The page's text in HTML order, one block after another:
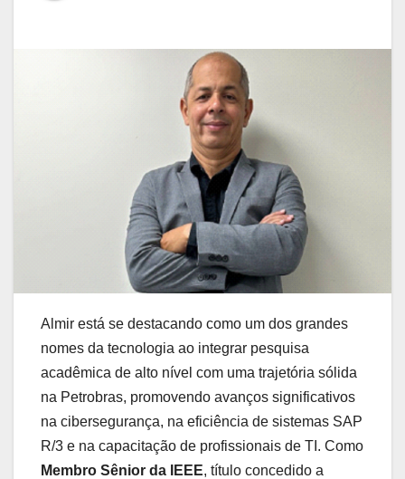
Almir está se destacando como um dos grandes
nomes da tecnologia ao integrar pesquisa
acadêmica de alto nível com uma trajetória sólida
na Petrobras, promovendo avanços significativos
na cibersegurança, na eficiência de sistemas SAP
R/3 e na capacitação de profissionais de TI. Como
Membro Sênior da IEEE, título concedido a